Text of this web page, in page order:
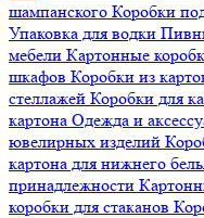
шампанского Коробки
Упаковка для водки
мебели Картонные
шкафов Коробки из
стеллажей Коробки для
картона Одежда и
ювелирных изделий
картона для нижнего
принадлежности
коробки для стаканов